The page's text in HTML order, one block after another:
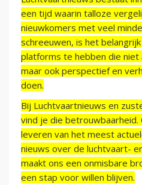
een tijd waarin talloze
nieuwkomers met veel
schreeuwen, is het
platforms te hebben die niet
maar ook perspectief en
doen.
Bij Luchtvaartnieuws en
vind je die
leveren van het meest
nieuws over de luchtvaart-
maakt ons een onmisbare
een stap voor willen blijven.